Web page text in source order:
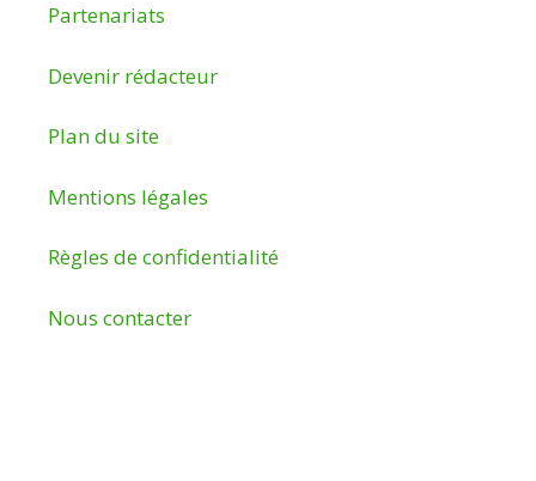
Partenariats
Devenir rédacteur
Plan du site
Mentions légales
Règles de confidentialité
Nous contacter